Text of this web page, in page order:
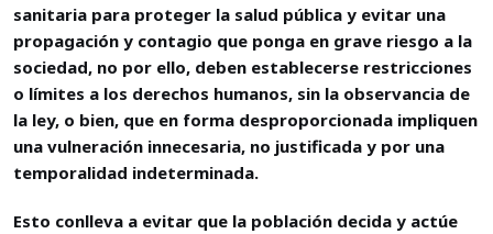
sanitaria para proteger la salud pública y evitar una
propagación y contagio que ponga en grave riesgo a la
sociedad, no por ello, deben establecerse restricciones
o límites a los derechos humanos, sin la observancia de
la ley, o bien, que en forma desproporcionada impliquen
una vulneración innecesaria, no justificada y por una
temporalidad indeterminada.
Esto conlleva a evitar que la población decida y actúe